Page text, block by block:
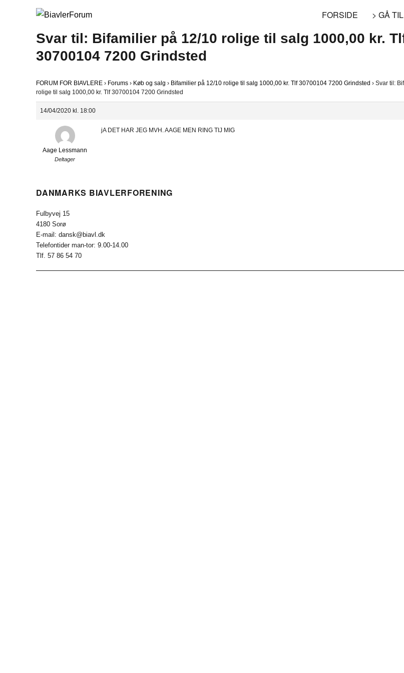
FORSIDE > GÅ
Svar til: Bifamilier på 12/10 rolige til salg 1000,00 kr.
30700104 7200 Grindsted
FORUM FOR BIAVLERE › Forums › Køb og salg › Bifamilier på 12/10 rolige til salg 1000,00 kr. Tlf 30700104 7200 Grindsted › Svar til:
rolige til salg 1000,00 kr. Tlf 30700104 7200 Grindsted
14/04/2020 kl. 18:00
Aage Lessmann
Deltager
jA DET HAR JEG MVH. AAGE MEN RING TIJ MIG
DANMARKS BIAVLERFORENING
Fulbyvej 15
4180 Sorø
E-mail: dansk@biavl.dk
Telefontider man-tor: 9.00-14.00
Tlf. 57 86 54 70